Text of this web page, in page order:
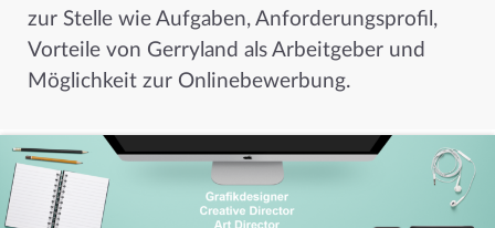
zur Stelle wie Aufgaben, Anforderungsprofil,
Vorteile von Gerryland als Arbeitgeber und
Möglichkeit zur Onlinebewerbung.